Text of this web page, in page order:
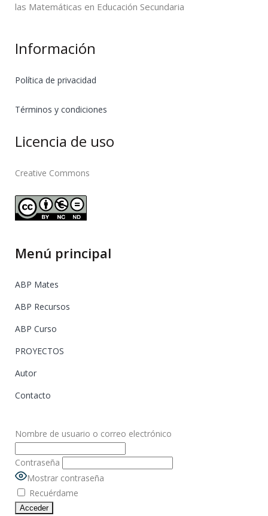
las Matemáticas en Educación Secundaria
Información
Política de privacidad
Términos y condiciones
Licencia de uso
Creative Commons
Menú principal
ABP Mates
ABP Recursos
ABP Curso
PROYECTOS
Autor
Contacto
Nombre de usuario o correo electrónico
Contraseña
Mostrar contraseña
Recuérdame